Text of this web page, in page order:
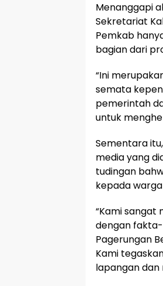
Menanggapi
Sekretariat
Pemkab
bagian dari
“Ini
semata
pemerintah
untuk
Sementara
media yang
tudingan
kepada
“Kami
dengan
Pagerungan
Kami
lapangan dan